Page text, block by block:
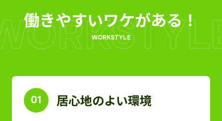
働きやすいワケがある！
WORKSTYLE
01 居心地のよい環境